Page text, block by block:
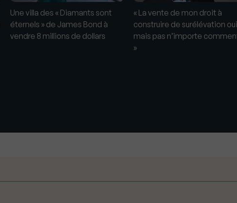
Une villa des « Diamants sont
éternels » de James Bond à
vendre 8 millions de dollars
« La vente de mon droit à
construire de surélévation
mais pas n’importe
»